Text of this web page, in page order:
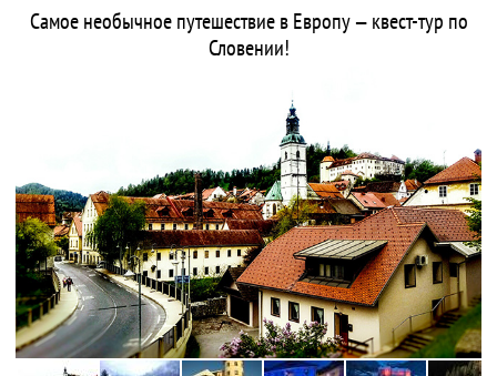
Самое необычное путешествие в Европу — квест-тур по
Словении!